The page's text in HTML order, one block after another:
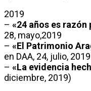
2019
– «24 años es
28, mayo,2019
– «El Patrimonio
en DAA, 24, julio, 2019
– «La evidencia
diciembre, 2019)